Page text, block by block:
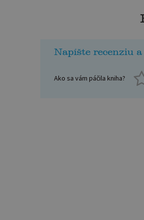
Napíšte recenziu
Ako sa vám páčila kniha?